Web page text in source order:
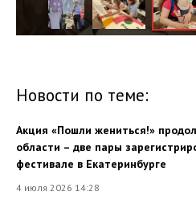
Новости по теме:
Акция «Пошли жениться!»
области – две пары
фестивале в Екатеринбурге
4 июля 2026 14:28